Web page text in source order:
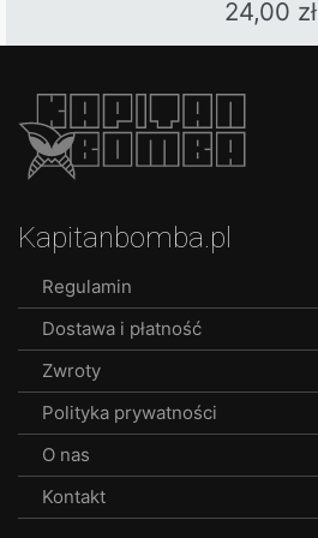
24,00 zł
Kapitanbomba.pl
Regulamin
Dostawa i płatność
Zwroty
Polityka prywatności
O nas
Kontakt